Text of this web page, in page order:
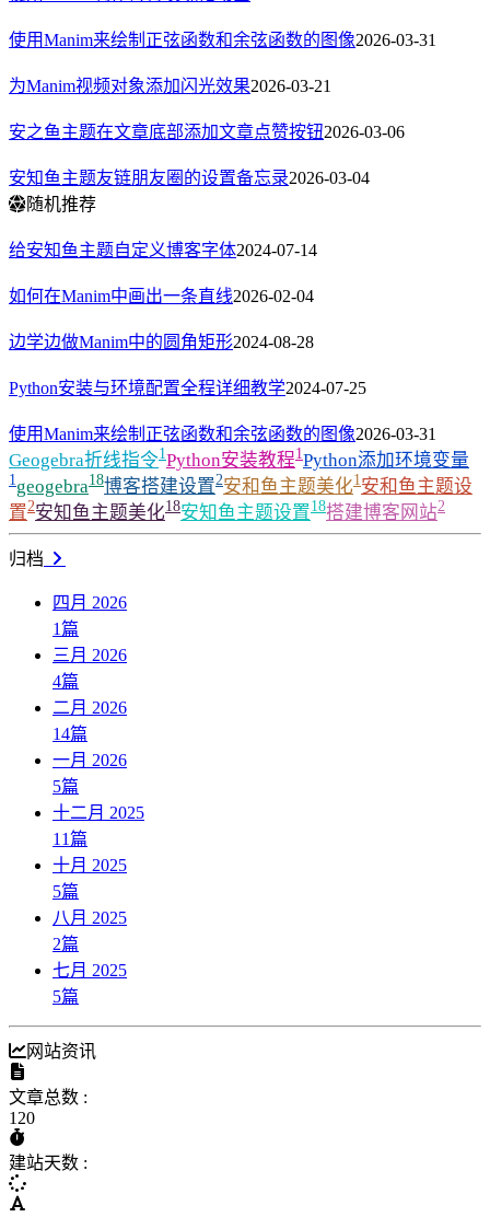
使用Manim来绘制正弦函数和余弦函数的图像2026-03-31
为Manim视频对象添加闪光效果2026-03-21
安之鱼主题在文章底部添加文章点赞按钮2026-03-06
安知鱼主题友链朋友圈的设置备忘录2026-03-04
随机推荐
给安知鱼主题自定义博客字体2024-07-14
如何在Manim中画出一条直线2026-02-04
边学边做Manim中的圆角矩形2024-08-28
Python安装与环境配置全程详细教学2024-07-25
使用Manim来绘制正弦函数和余弦函数的图像2026-03-31
Geogebra折线指令1Python安装教程1Python添加环境变量
1geogebra18博客搭建设置2安和鱼主题美化1安和鱼主题设
置2安知鱼主题美化18安知鱼主题设置18搭建博客网站2
归档
四月 2026
1篇
三月 2026
4篇
二月 2026
14篇
一月 2026
5篇
十二月 2025
11篇
十月 2025
5篇
八月 2025
2篇
七月 2025
5篇
网站资讯
文章总数 :
120
建站天数 :